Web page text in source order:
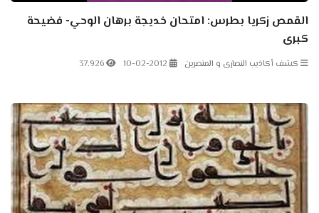
القمص زكريا بطرس: امتحان خديجة برهان الوحي- فضيحة
كبرى
كشف أكاذيب النصارى و المنصرين 10-02-2012
37.926